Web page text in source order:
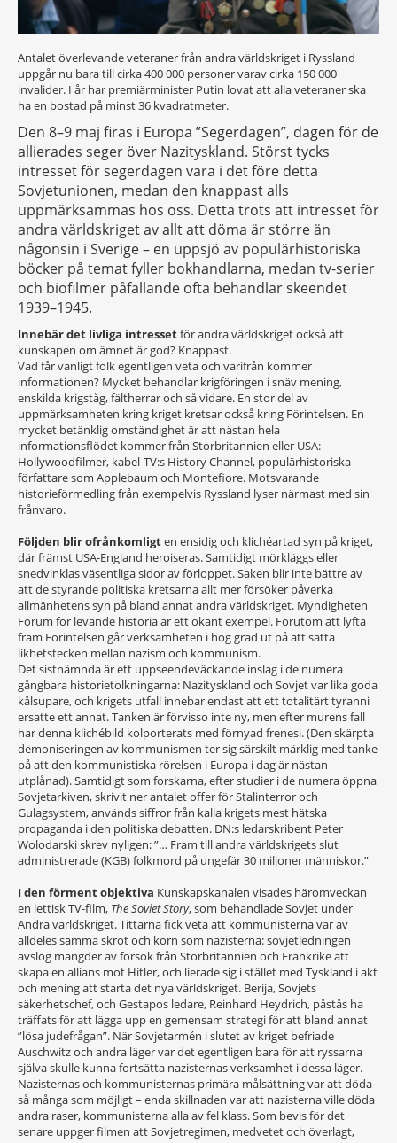
Antalet överlevande veteraner från andra världskriget i Ryssland
uppgår nu bara till cirka 400 000 personer varav cirka 150 000
invalider. I år har premiärminister Putin lovat att alla veteraner ska
ha en bostad på minst 36 kvadratmeter.
Den 8–9 maj firas i Europa ”Segerdagen”, dagen för de
allierades seger över Nazityskland. Störst tycks
intresset för segerdagen vara i det före detta
Sovjetunionen, medan den knappast alls
uppmärksammas hos oss. Detta trots att intresset för
andra världskriget av allt att döma är större än
någonsin i Sverige – en uppsjö av populärhistoriska
böcker på temat fyller bokhandlarna, medan tv-serier
och biofilmer påfallande ofta behandlar skeendet
1939–1945.
Innebär det livliga intressetför andra världskriget också att
kunskapen om ämnet är god? Knappast.
Vad får vanligt folk egentligen veta och varifrån kommer
informationen? Mycket behandlar krigföringen i snäv mening,
enskilda krigståg, fältherrar och så vidare. En stor del av
uppmärksamheten kring kriget kretsar också kring Förintelsen. En
mycket betänklig omständighet är att nästan hela
informationsflödet kommer från Storbritannien eller USA:
Hollywoodfilmer, kabel-TV:s History Channel, populärhistoriska
författare som Applebaum och Montefiore. Motsvarande
historieförmedling från exempelvis Ryssland lyser närmast med sin
frånvaro.
Följden blir ofrånkomligten ensidig och klichéartad syn på kriget,
där främst USA-England heroiseras. Samtidigt mörkläggs eller
snedvinklas väsentliga sidor av förloppet. Saken blir inte bättre av
att de styrande politiska kretsarna allt mer försöker påverka
allmänhetens syn på bland annat andra världskriget. Myndigheten
Forum för levande historia är ett ökänt exempel. Förutom att lyfta
fram Förintelsen går verksamheten i hög grad ut på att sätta
likhetstecken mellan nazism och kommunism.
Det sistnämnda är ett uppseendeväckande inslag i de numera
gångbara historietolkningarna: Nazityskland och Sovjet var lika goda
kålsupare, och krigets utfall innebar endast att ett totalitärt tyranni
ersatte ett annat. Tanken är förvisso inte ny, men efter murens fall
har denna klichébild kolporterats med förnyad frenesi. (Den skärpta
demoniseringen av kommunismen ter sig särskilt märklig med tanke
på att den kommunistiska rörelsen i Europa i dag är nästan
utplånad). Samtidigt som forskarna, efter studier i de numera öppna
Sovjetarkiven, skrivit ner antalet offer för Stalinterror och
Gulagsystem, används siffror från kalla krigets mest hätska
propaganda i den politiska debatten. DN:s ledarskribent Peter
Wolodarski skrev nyligen: ”… Fram till andra världskrigets slut
administrerade (KGB) folkmord på ungefär 30 miljoner människor.”
I den förment objektiva Kunskapskanalen visades häromveckan
en lettisk TV-film, The Soviet Story, som behandlade Sovjet under
Andra världskriget. Tittarna fick veta att kommunisterna var av
alldeles samma skrot och korn som nazisterna: sovjetledningen
avslog mängder av försök från Storbritannien och Frankrike att
skapa en allians mot Hitler, och lierade sig i stället med Tyskland i akt
och mening att starta det nya världskriget. Berija, Sovjets
säkerhetschef, och Gestapos ledare, Reinhard Heydrich, påstås ha
träffats för att lägga upp en gemensam strategi för att bland annat
”lösa judefrågan”. När Sovjetarmén i slutet av kriget befriade
Auschwitz och andra läger var det egentligen bara för att ryssarna
själva skulle kunna fortsätta nazisternas verksamhet i dessa läger.
Nazisternas och kommunisternas primära målsättning var att döda
så många som möjligt – enda skillnaden var att nazisterna ville döda
andra raser, kommunisterna alla av fel klass. Som bevis för det
senare uppger filmen att Sovjetregimen, medvetet och överlagt,